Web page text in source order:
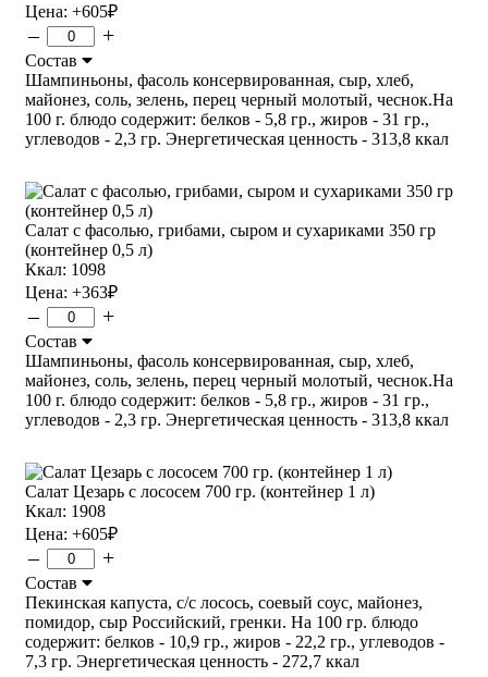
Цена: +605₽
– +
Состав
Шампиньоны, фасоль консервированная, сыр, хлеб,
майонез, соль, зелень, перец черный молотый, чеснок.На
100 г. блюдо содержит: белков - 5,8 гр., жиров - 31 гр.,
углеводов - 2,3 гр. Энергетическая ценность - 313,8 ккал
Салат с фасолью, грибами, сыром и сухариками 350 гр
(контейнер 0,5 л)
Ккал: 1098
Цена: +363₽
– +
Состав
Шампиньоны, фасоль консервированная, сыр, хлеб,
майонез, соль, зелень, перец черный молотый, чеснок.На
100 г. блюдо содержит: белков - 5,8 гр., жиров - 31 гр.,
углеводов - 2,3 гр. Энергетическая ценность - 313,8 ккал
Салат Цезарь с лососем 700 гр. (контейнер 1 л)
Ккал: 1908
Цена: +605₽
– +
Состав
Пекинская капуста, с/с лосось, соевый соус, майонез,
помидор, сыр Российский, гренки. На 100 гр. блюдо
содержит: белков - 10,9 гр., жиров - 22,2 гр., углеводов -
7,3 гр. Энергетическая ценность - 272,7 ккал